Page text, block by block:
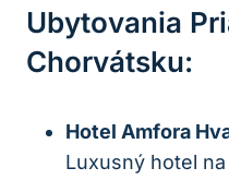
Ubytovania
Chorvátsku:
Hotel Amfora
Luxusný hotel